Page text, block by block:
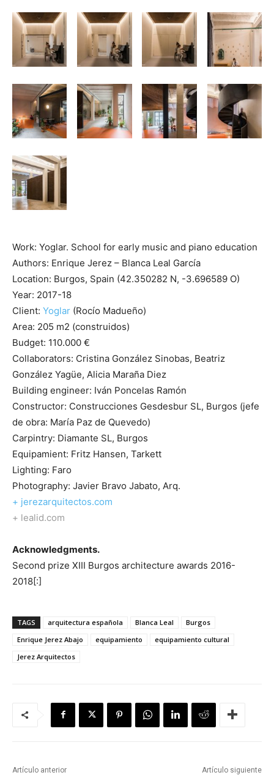
Work: Yoglar. School for early music and piano education
Authors: Enrique Jerez – Blanca Leal García
Location: Burgos, Spain (42.350282 N, -3.696589 O)
Year: 2017-18
Client: Yoglar (Rocío Madueño)
Area: 205 m2 (construidos)
Budget: 110.000 €
Collaborators: Cristina González Sinobas, Beatriz
González Yagüe, Alicia Maraña Diez
Building engineer: Iván Poncelas Ramón
Constructor: Construcciones Gesdesbur SL, Burgos (jefe
de obra: María Paz de Quevedo)
Carpintry: Diamante SL, Burgos
Equipamient: Fritz Hansen, Tarkett
Lighting: Faro
Photography: Javier Bravo Jabato, Arq.
+ jerezarquitectos.com
+ lealid.com
Acknowledgments.
Second prize XIII Burgos architecture awards 2016-
2018[:]
TAGS arquitectura española Blanca Leal
Burgos
Enrique Jerez Abajo
equipamiento
equipamiento cultural
Jerez Arquitectos
Artículo anterior Artículo siguiente